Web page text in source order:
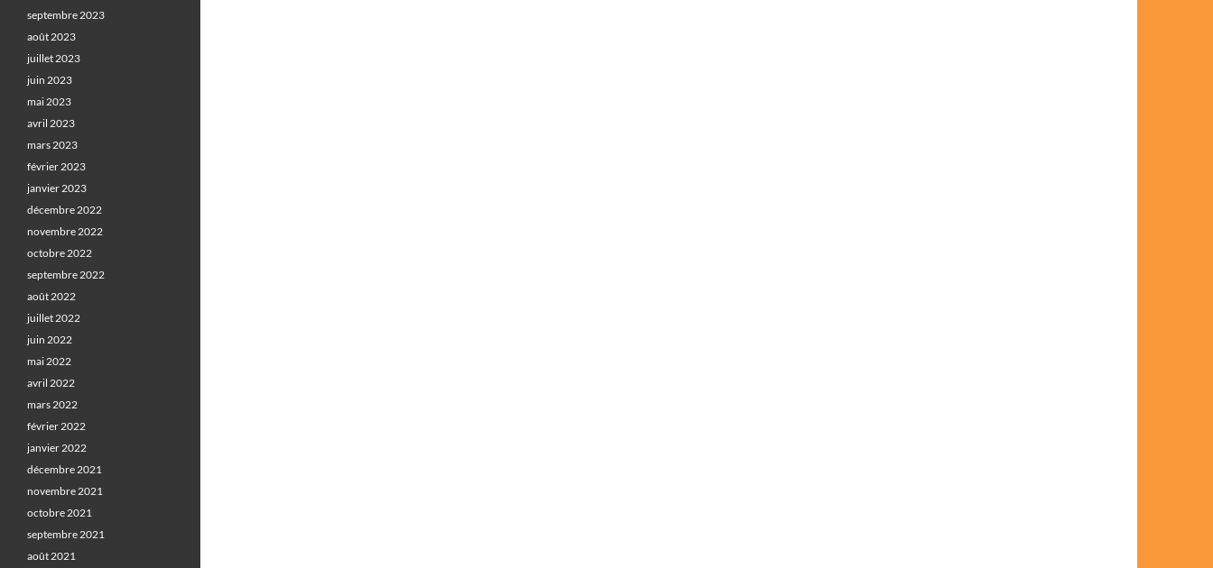
septembre 2023
août 2023
juillet 2023
juin 2023
mai 2023
avril 2023
mars 2023
février 2023
janvier 2023
décembre 2022
novembre 2022
octobre 2022
septembre 2022
août 2022
juillet 2022
juin 2022
mai 2022
avril 2022
mars 2022
février 2022
janvier 2022
décembre 2021
novembre 2021
octobre 2021
septembre 2021
août 2021